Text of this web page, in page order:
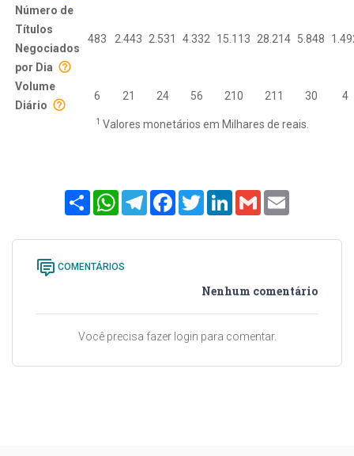
Número de
Títulos
Negociados
por Dia
483 2.443 2.531 4.332 15.113 28.214 5.848
Volume
Diário
6 21 24 56 210 211 30 4
1 Valores monetários em Milhares de reais.
ShareWhatsAppTelegramFacebook
TwitterLinkedInGmail
COMENTÁRIOS
Nenhum comentário
Você precisa fazer login para comentar.